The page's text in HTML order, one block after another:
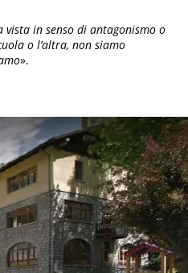
vista in senso di antagonismo o
o l’altra, non siamo
».